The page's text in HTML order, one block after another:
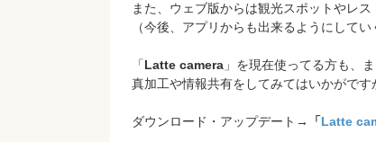
また、ウェブ版からは観光スポットやレ
（今後、アプリからも出来るようにしてい
「Latte camera 」を現在使ってる方も、
真加工や情報共有をしてみてはいかがです
ダウンロード・アップデート → 「Latte